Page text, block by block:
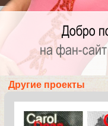
Другие проекты